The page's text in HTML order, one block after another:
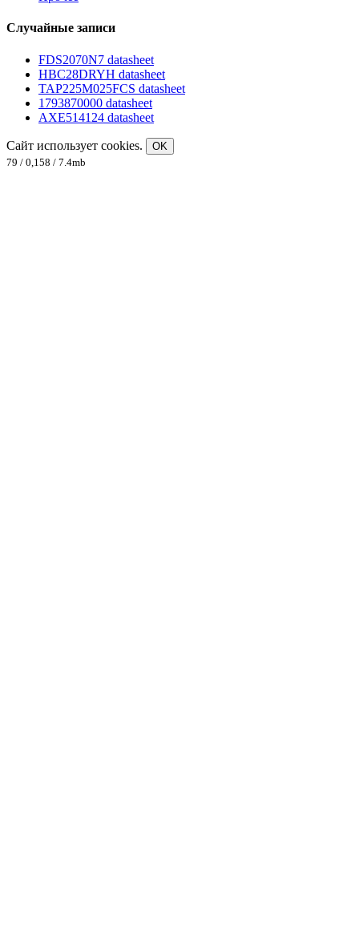
Случайные записи
FDS2070N7 datasheet
HBC28DRYH datasheet
TAP225M025FCS datasheet
1793870000 datasheet
AXE514124 datasheet
Сайт использует cookies.
OK
79 / 0,158 / 7.4mb